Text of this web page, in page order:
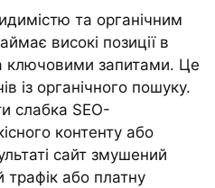
та органічним
високі позиції в
ключовими запитами. Це
із органічного пошуку.
слабка SEO-
контенту або
сайт змушений
або платну